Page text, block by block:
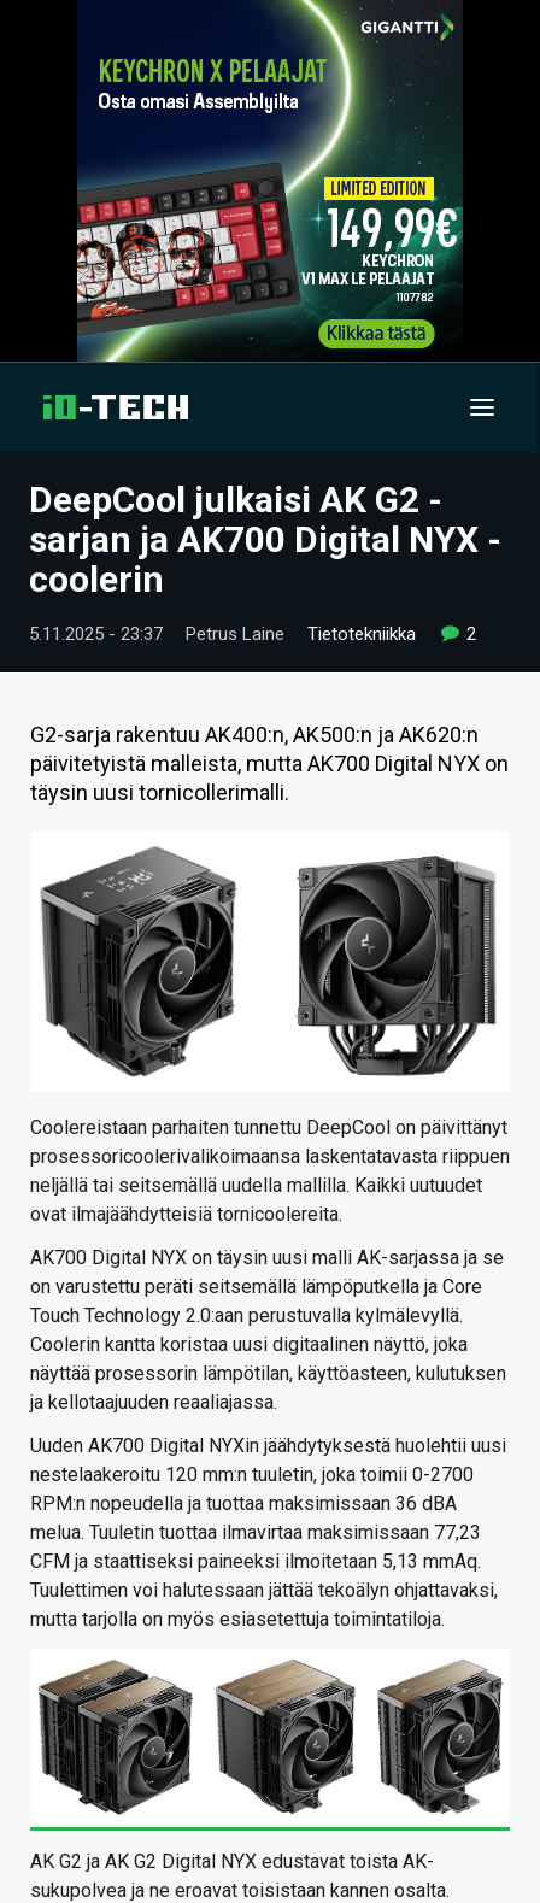
UUTISET
ARTIKKELIT
VIDEOT
TECHBBS
TIETOA
HINTA.FI
VAIHDA TEEMA
HAKU
DeepCool julkaisi AK G2 -
sarjan ja AK700 Digital NYX -
coolerin
5.11.2025 - 23:37 Petrus Laine Tietotekniikka 2
G2-sarja rakentuu AK400:n, AK500:n ja AK620:n
päivitetyistä malleista, mutta AK700 Digital NYX on
täysin uusi tornicollerimalli.
Coolereistaan parhaiten tunnettu DeepCool on päivittänyt
prosessoricoolerivalikoimaansa laskentatavasta riippuen
neljällä tai seitsemällä uudella mallilla. Kaikki uutuudet
ovat ilmajäähdytteisiä tornicoolereita.
AK700 Digital NYX on täysin uusi malli AK-sarjassa ja se
on varustettu peräti seitsemällä lämpöputkella ja Core
Touch Technology 2.0:aan perustuvalla kylmälevyllä.
Coolerin kantta koristaa uusi digitaalinen näyttö, joka
näyttää prosessorin lämpötilan, käyttöasteen, kulutuksen
ja kellotaajuuden reaaliajassa.
Uuden AK700 Digital NYXin jäähdytyksestä huolehtii uusi
nestelaakeroitu 120 mm:n tuuletin, joka toimii 0-2700
RPM:n nopeudella ja tuottaa maksimissaan 36 dBA
melua. Tuuletin tuottaa ilmavirtaa maksimissaan 77,23
CFM ja staattiseksi paineeksi ilmoitetaan 5,13 mmAq.
Tuulettimen voi halutessaan jättää tekoälyn ohjattavaksi,
mutta tarjolla on myös esiasetettuja toimintatiloja.
AK G2 ja AK G2 Digital NYX edustavat toista AK-
sukupolvea ja ne eroavat toisistaan kannen osalta.